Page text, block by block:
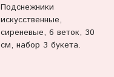
Подснежники
искусственные,
сиреневые, 6 веток, 30
см, набор 3 букета.